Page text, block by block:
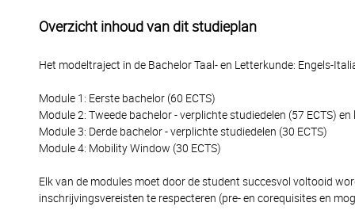
Overzicht inhoud van dit studieplan
Het modeltraject in de Bachelor Taal- en Letterkunde: Engels-
Module 1: Eerste bachelor (60 ECTS)
Module 2: Tweede bachelor - verplichte studiedelen (57 ECTS) en
Module 3: Derde bachelor - verplichte studiedelen (30 ECTS)
Module 4: Mobility Window (30 ECTS)
Elk van de modules moet door de student succesvol voltooid
inschrijvingsvereisten te respecteren (pre- en corequisites en